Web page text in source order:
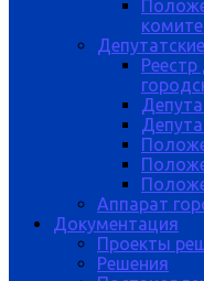
Аппарат
Документация
Проекты
Решения